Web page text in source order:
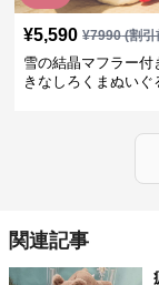
¥5,590 ¥7990(割引
雪の結晶マフラー付
きなしろくまぬいぐ
関連記事